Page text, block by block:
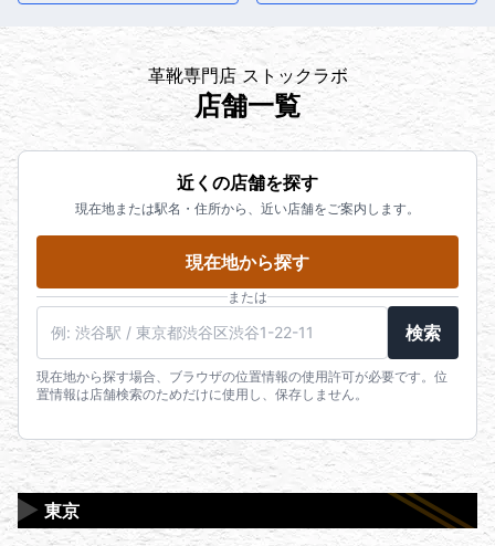
革靴専門店 ストックラボ
店舗一覧
近くの店舗を探す
現在地または駅名・住所から、近い店舗をご案内します。
現在地から探す
または
検索
現在地から探す場合、ブラウザの位置情報の使用許可が必要です。位
置情報は店舗検索のためだけに使用し、保存しません。
東京
▶